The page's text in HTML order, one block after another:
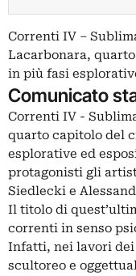
Correnti IV –
Lacarbonara,
in più fasi
Comunicato
Correnti IV -
quarto capitolo del
esplorative ed
protagonisti gli
Siedlecki e
Il titolo di
correnti in senso
Infatti, nei lavori
scultoreo e